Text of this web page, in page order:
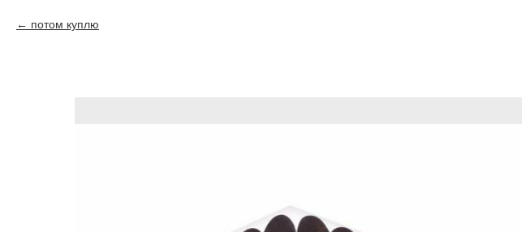
потом куплю